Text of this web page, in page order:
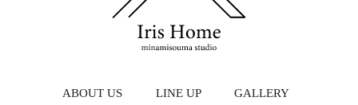
ABOUT US LINE UP GALLERY